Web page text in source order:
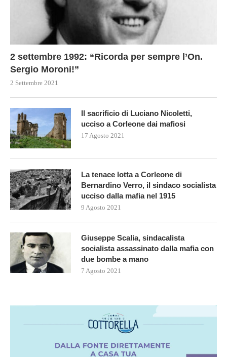
2 settembre 1992: “Ricorda per sempre l’On.
Sergio Moroni!”
2 Settembre 2021
Il sacrificio di Luciano Nicoletti,
ucciso a Corleone dai mafiosi
17 Agosto 2021
La tenace lotta a Corleone di
Bernardino Verro, il sindaco socialista
ucciso dalla mafia nel 1915
9 Agosto 2021
Giuseppe Scalia, sindacalista
socialista assassinato dalla mafia con
due bombe a mano
7 Agosto 2021